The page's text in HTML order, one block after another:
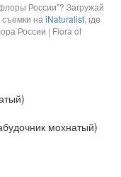
России"? Загружай
наiNaturalist, где
России | Flora of
мохнатый)